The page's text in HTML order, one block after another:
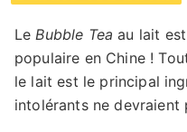
LeBubble Tea au lait
populaire en Chine !
le lait est le principal
intolérants ne devraient